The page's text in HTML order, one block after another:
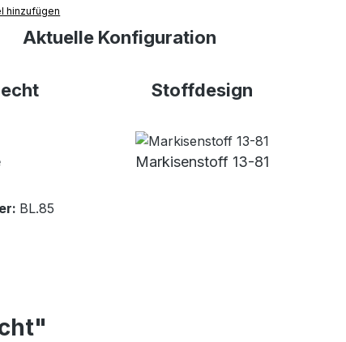
hinzufügen
Aktuelle Konfiguration
Stoffdesign
Markisenstoff 13-81
BL.85